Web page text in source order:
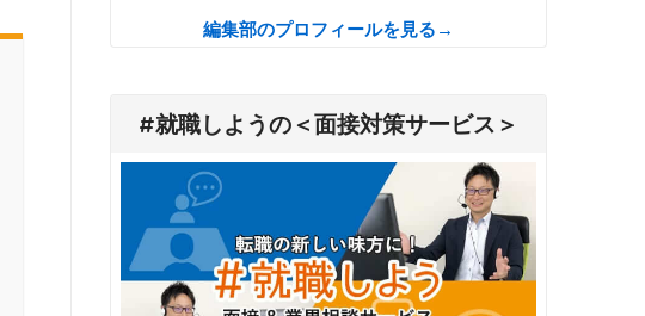
編集部のプロフィールを見る→
#就職しようの＜面接対策サービス＞